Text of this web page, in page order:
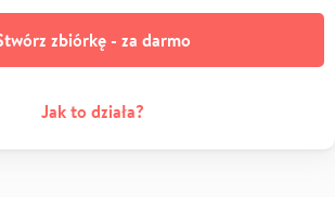
zbiórkę - za darmo
Jak to działa?